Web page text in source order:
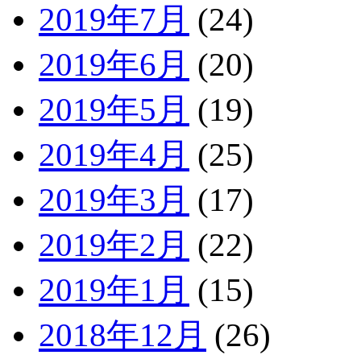
2019年7月 (24)
2019年6月 (20)
2019年5月 (19)
2019年4月 (25)
2019年3月 (17)
2019年2月 (22)
2019年1月 (15)
2018年12月 (26)